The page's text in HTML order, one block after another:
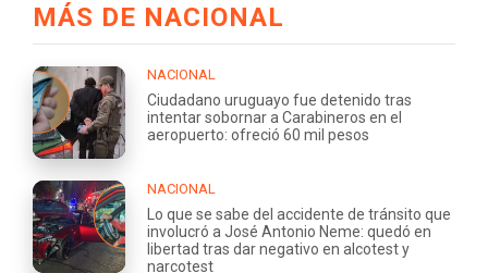
MÁS DE NACIONAL
NACIONAL
Ciudadano uruguayo fue detenido tras
intentar sobornar a Carabineros en el
aeropuerto: ofreció 60 mil pesos
NACIONAL
Lo que se sabe del accidente de tránsito que
involucró a José Antonio Neme: quedó en
libertad tras dar negativo en alcotest y
narcotest